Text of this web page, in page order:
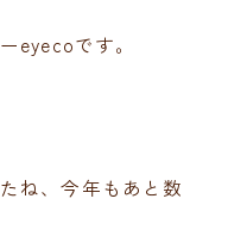
eyecoです。
ね、今年もあと数